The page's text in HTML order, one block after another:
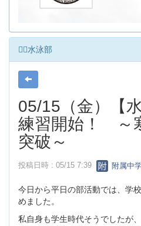
🏊‍♂️水泳部
05/15（金）【
練習開始！ ～
突破～
投稿日時 : 05/15 7:39 附属中
今日から平日の部活動では、学
めました。
私自身も学生時代そうでしたが